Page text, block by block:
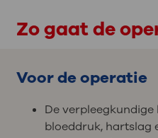
Zo gaat de
Voor de operatie
De
bloeddruk, hartslag